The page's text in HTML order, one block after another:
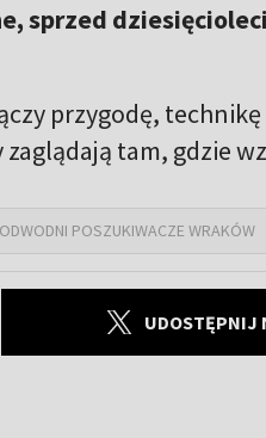
sprzed
przygodę,
tam, gdzie
POSZUKIWACZE WRAKÓW
UDOSTĘPNIJ